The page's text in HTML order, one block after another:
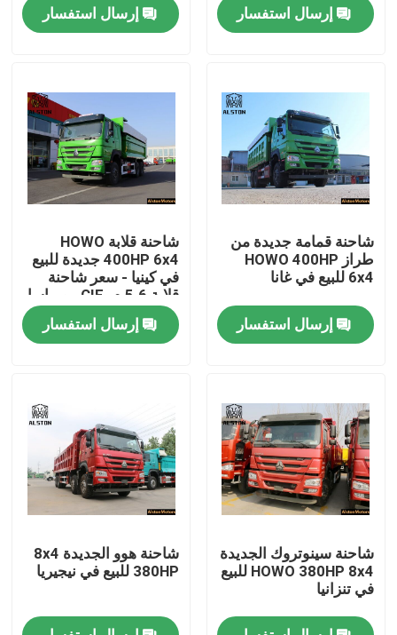
المنتجات
حول بنا
جولة في المعمل
ضبط الجودة
اتصل بنا
أخبار
جميع القضايا
شاحنة هوو
رأس الجرار
إرسال استفسار
إرسال استفسار
شاحنة قمامة جديدة من
طراز HOWO 400HP
6x4 للبيع في غانا
إرسال استفسار
شاحنة قلابة HOWO
400HP 6x4 جديدة للبيع
في كينيا - سعر شاحنة
قلابة 5.6 م، CIF مومباسا
إرسال استفسار
شاحنة سينوتروك الجديدة
HOWO 380HP 8x4 للبيع
في تنزانيا
شاحنة هوو الجديدة 8x4
380HP للبيع في نيجيريا